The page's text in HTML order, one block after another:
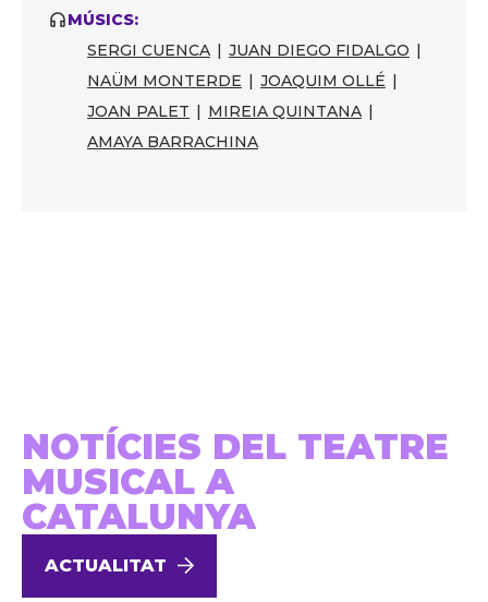
MÚSICS:
SERGI CUENCA | JUAN DIEGO FIDALGO |
NAÜM MONTERDE | JOAQUIM OLLÉ |
JOAN PALET | MIREIA QUINTANA |
AMAYA BARRACHINA
NOTÍCIES DEL TEATRE
MUSICAL A
CATALUNYA
ACTUALITAT